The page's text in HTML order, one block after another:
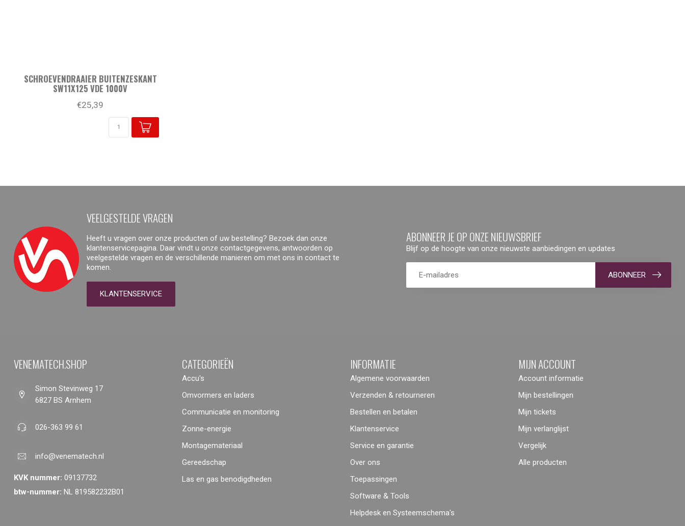
SCHROEVENDRAAIER BUITENZESKANT
SW11X125 VDE 1000V
€25,39
VEELGESTELDE VRAGEN
Heeft u vragen over onze producten of uw bestelling? Bezoek dan onze
klantenservicepagina. Daar vindt u onze contactgegevens, antwoorden op
veelgestelde vragen en de verschillende manieren om met ons in contact te
komen.
KLANTENSERVICE
ABONNEER JE OP ONZE NIEUWSBRIEF
Blijf op de hoogte van onze nieuwste aanbiedingen en updates
ABONNEER
VENEMATECH.SHOP
Simon Stevinweg 17
6827 BS Arnhem
026-363 99 61
info@venematech.nl
KVK nummer: 09137732
btw-nummer: NL 819582232B01
CATEGORIEËN
Accu's
Omvormers en laders
Communicatie en monitoring
Zonne-energie
Montagemateriaal
Gereedschap
Las en gas benodigdheden
INFORMATIE
Algemene voorwaarden
Verzenden & retourneren
Bestellen en betalen
Klantenservice
Service en garantie
Over ons
Toepassingen
Software & Tools
Helpdesk en Systeemschema's
MIJN ACCOUNT
Account informatie
Mijn bestellingen
Mijn tickets
Mijn verlanglijst
Vergelijk
Alle producten